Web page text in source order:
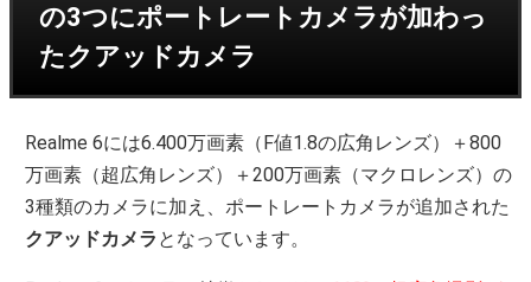
の3つにポートレートカメラが加わっ
たクアッドカメラ
Realme 6には6.400万画素（F値1.8の広角レンズ）＋800
万画素（超広角レンズ）＋200万画素（マクロレンズ）の
3種類のカメラに加え、ポートレートカメラが追加された
クアッドカメラ となっています。